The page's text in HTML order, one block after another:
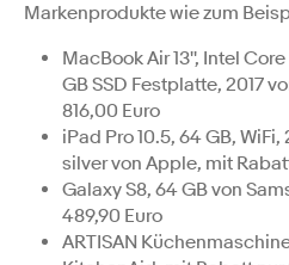
Markenprodukte wie zum
MacBook Air 13'', Intel Core
GB SSD Festplatte, 2017
816,00 Euro
iPad Pro 10.5, 64 GB,
silver von Apple, mit
Galaxy S8, 64 GB von
489,90 Euro
ARTISAN